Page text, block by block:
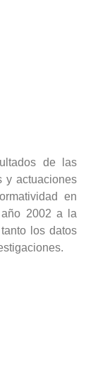
de las
y actuaciones
en
2002 a la
los datos